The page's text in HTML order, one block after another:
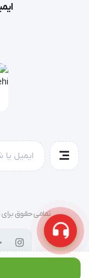
توجه:
تنها باید
تست نمایید.
پوزیشن‌دهی:
لارنگوسکوپی:
به تارها (Vocal Cords) ایجاد کنید.
عبور لوله:لوله
دهید تا زمانی
تمامی حقوق